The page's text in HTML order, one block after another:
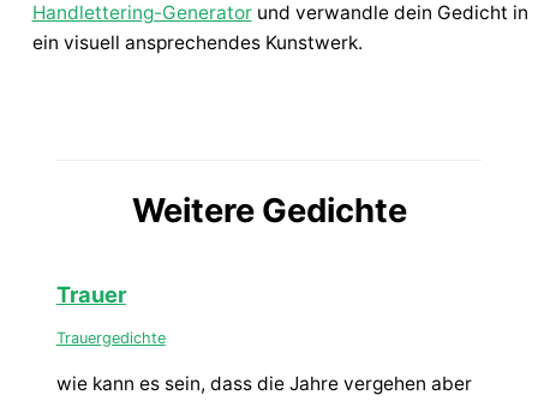
Handlettering-Generatorund verwandle dein Gedicht in
ein visuell ansprechendes Kunstwerk.
Weitere Gedichte
Trauer
Trauergedichte
wie kann es sein, dass die Jahre vergehen aber